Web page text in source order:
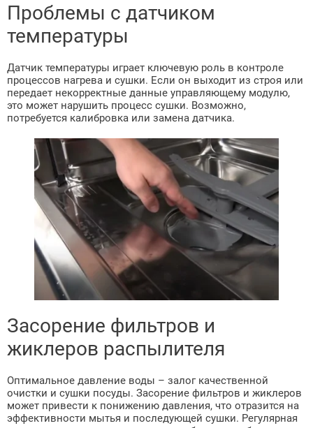
Проблемы с датчиком
температуры
Датчик температуры играет ключевую роль в контроле
процессов нагрева и сушки. Если он выходит из строя или
передает некорректные данные управляющему модулю,
это может нарушить процесс сушки. Возможно,
потребуется калибровка или замена датчика.
Засорение фильтров и
жиклеров распылителя
Оптимальное давление воды – залог качественной
очистки и сушки посуды. Засорение фильтров и жиклеров
может привести к понижению давления, что отразится на
эффективности мытья и последующей сушки. Регулярная